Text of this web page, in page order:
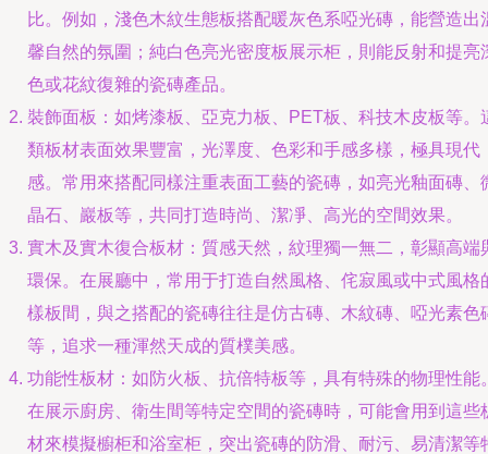
比。例如，淺色木紋生態板搭配暖灰色系啞光磚，能營造出
馨自然的氛圍；純白色亮光密度板展示柜，則能反射和提亮
色或花紋復雜的瓷磚產品。
裝飾面板：如烤漆板、亞克力板、PET板、科技木皮板等。
類板材表面效果豐富，光澤度、色彩和手感多樣，極具現代
感。常用來搭配同樣注重表面工藝的瓷磚，如亮光釉面磚、
晶石、巖板等，共同打造時尚、潔凈、高光的空間效果。
實木及實木復合板材：質感天然，紋理獨一無二，彰顯高端
環保。在展廳中，常用于打造自然風格、侘寂風或中式風格
樣板間，與之搭配的瓷磚往往是仿古磚、木紋磚、啞光素色
等，追求一種渾然天成的質樸美感。
功能性板材：如防火板、抗倍特板等，具有特殊的物理性能
在展示廚房、衛生間等特定空間的瓷磚時，可能會用到這些
材來模擬櫥柜和浴室柜，突出瓷磚的防滑、耐污、易清潔等